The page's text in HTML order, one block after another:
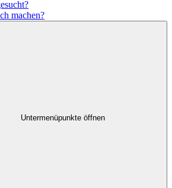
machen?
Untermenüpunkte öffnen